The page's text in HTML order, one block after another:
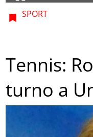
SPORT
Tennis:
turno a